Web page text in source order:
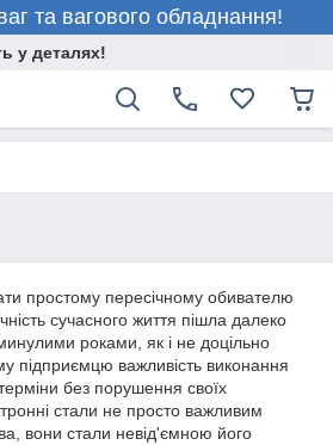
та вагового обладнання!
у деталях!
простому пересічному обивателю
сучасного життя пішла далеко
роками, як і не доцільно
підприємцю важливість виконання
терміни без порушення своїх
стали не просто важливим
вони стали невід'ємною його